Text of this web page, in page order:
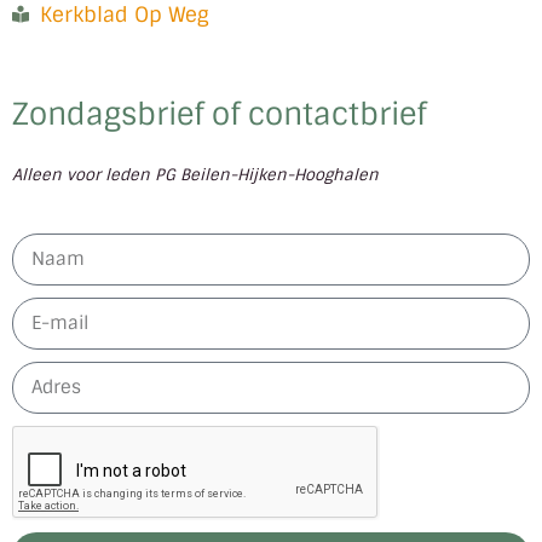
Kerkblad Op Weg
Zondagsbrief of contactbrief
Alleen voor leden PG Beilen-Hijken-Hooghalen